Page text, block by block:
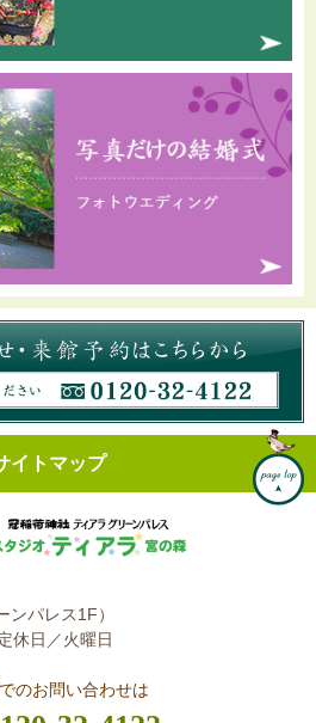
イトマップ
ンパレス1F）
休日／火曜日
のお問い合わせは